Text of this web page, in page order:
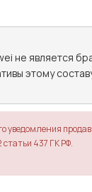
не является
этому
уведомления
437 ГК РФ.